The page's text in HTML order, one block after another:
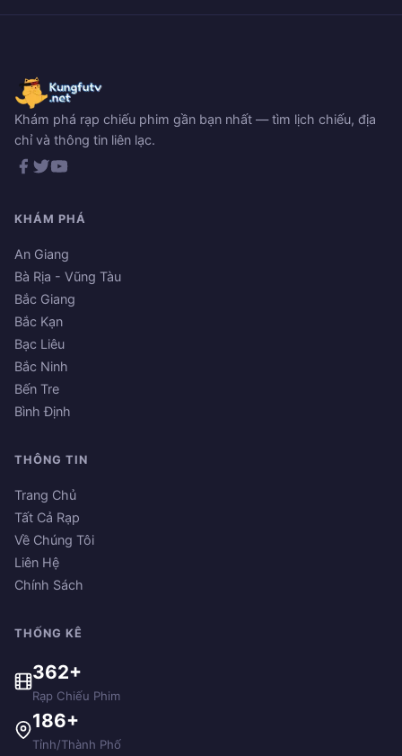
Khám phá rạp chiếu phim gần bạn nhất — tìm lịch chiếu, địa
chỉ và thông tin liên lạc.
KHÁM PHÁ
An Giang
Bà Rịa - Vũng Tàu
Bắc Giang
Bắc Kạn
Bạc Liêu
Bắc Ninh
Bến Tre
Bình Định
THÔNG TIN
Trang Chủ
Tất Cả Rạp
Về Chúng Tôi
Liên Hệ
Chính Sách
THỐNG KÊ
362+
Rạp Chiếu Phim
186+
Tỉnh/Thành Phố